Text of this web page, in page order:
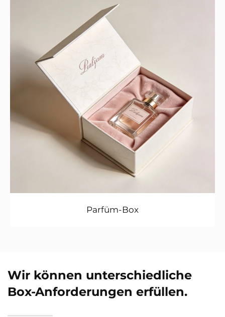
Parfüm-Box
Wir können unterschiedliche
Box-Anforderungen erfüllen.